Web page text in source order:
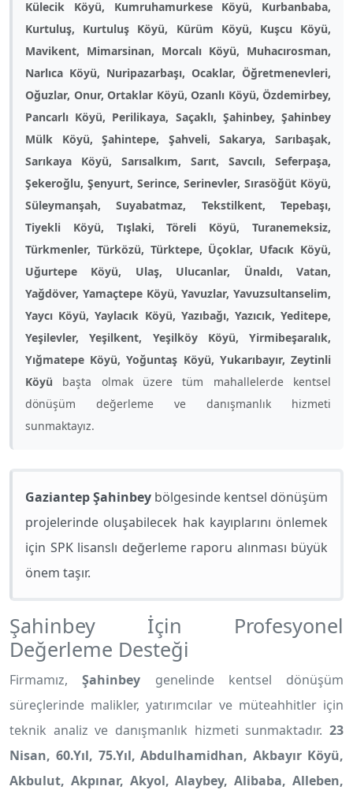
Külecik Köyü, Kumruhamurkese Köyü, Kurbanbaba,
Kurtuluş, Kurtuluş Köyü, Kürüm Köyü, Kuşcu Köyü,
Mavikent, Mimarsinan, Morcalı Köyü, Muhacırosman,
Narlıca Köyü, Nuripazarbaşı, Ocaklar, Öğretmenevleri,
Oğuzlar, Onur, Ortaklar Köyü, Ozanlı Köyü, Özdemirbey,
Pancarlı Köyü, Perilikaya, Saçaklı, Şahinbey, Şahinbey
Mülk Köyü, Şahintepe, Şahveli, Sakarya, Sarıbaşak,
Sarıkaya Köyü, Sarısalkım, Sarıt, Savcılı, Seferpaşa,
Şekeroğlu, Şenyurt, Serince, Serinevler, Sırasöğüt Köyü,
Süleymanşah, Suyabatmaz, Tekstilkent, Tepebaşı,
Tiyekli Köyü, Tışlaki, Töreli Köyü, Turanemeksiz,
Türkmenler, Türközü, Türktepe, Üçoklar, Ufacık Köyü,
Uğurtepe Köyü, Ulaş, Ulucanlar, Ünaldı, Vatan,
Yağdöver, Yamaçtepe Köyü, Yavuzlar, Yavuzsultanselim,
Yaycı Köyü, Yaylacık Köyü, Yazıbağı, Yazıcık, Yeditepe,
Yeşilevler, Yeşilkent, Yeşilköy Köyü, Yirmibeşaralık,
Yığmatepe Köyü, Yoğuntaş Köyü, Yukarıbayır, Zeytinli
Köyü başta olmak üzere tüm mahallelerde kentsel
dönüşüm değerleme ve danışmanlık hizmeti
sunmaktayız.
Gaziantep Şahinbey bölgesinde kentsel dönüşüm
projelerinde oluşabilecek hak kayıplarını önlemek
için SPK lisanslı değerleme raporu alınması büyük
önem taşır.
Şahinbey İçin Profesyonel
Değerleme Desteği
Firmamız,Şahinbey genelinde kentsel dönüşüm
süreçlerinde malikler, yatırımcılar ve müteahhitler için
teknik analiz ve danışmanlık hizmeti sunmaktadır. 23
Nisan, 60.Yıl, 75.Yıl, Abdulhamidhan, Akbayır Köyü,
Akbulut, Akpınar, Akyol, Alaybey, Alibaba, Alleben,